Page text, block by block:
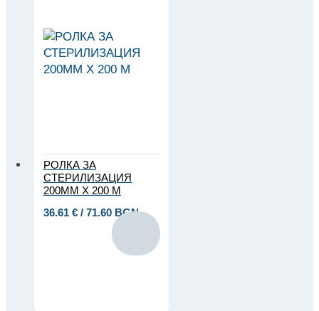
РОЛКА ЗА
СТЕРИЛИЗАЦИЯ
200ММ Х 200 М
36.61 € / 71.60 BGN